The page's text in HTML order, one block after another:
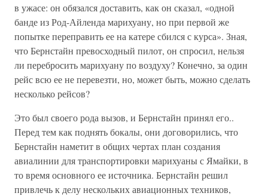
в ужасе: он обязался доставить, как он сказал, «одной
банде из Род-Айленда марихуану, но при первой же
попытке переправить ее на катере сбился с курса». Зная,
что Бернстайн превосходный пилот, он спросил, нельзя
ли перебросить марихуану по воздуху? Конечно, за один
рейс всю ее не перевезти, но, может быть, можно сделать
несколько рейсов?
Это был своего рода вызов, и Бернстайн принял его..
Перед тем как поднять бокалы, они договорились, что
Бернстайн наметит в общих чертах план создания
авиалинии для транспортировки марихуаны с Ямайки, в
то время основного ее источника. Бернстайн решил
привлечь к делу нескольких авиационных техников,